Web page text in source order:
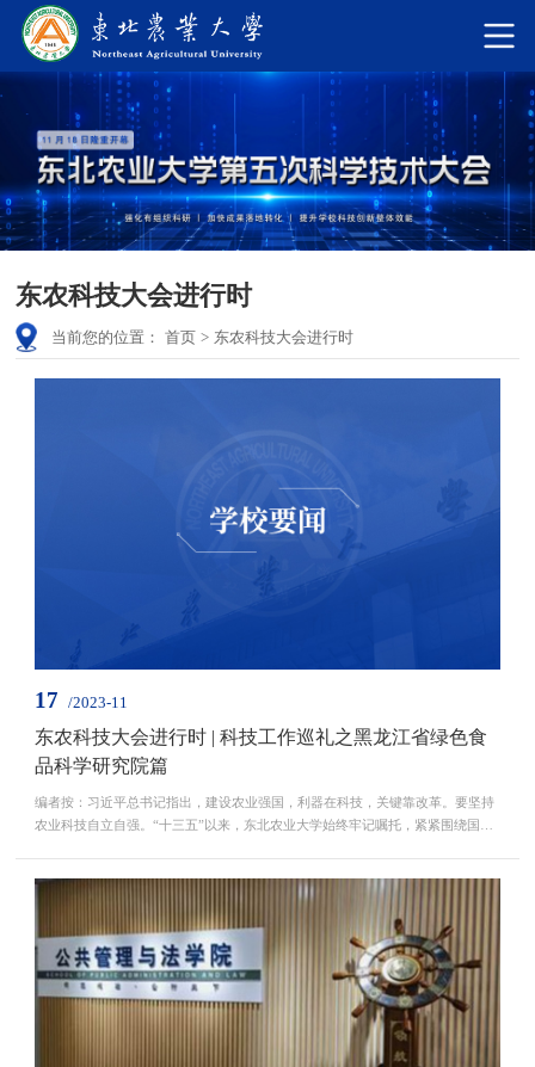
东农科技大会进行时
当前您的位置： 首页 > 东农科技大会进行时
17 /2023-11
东农科技大会进行时 | 科技工作巡礼之黑龙江省绿色食
品科学研究院篇
编者按：习近平总书记指出，建设农业强国，利器在科技，关键靠改革。要坚持
农业科技自立自强。“十三五”以来，东北农业大学始终牢记嘱托，紧紧围绕国家
重大科研任务能力显著提升，科技创新领军人才队伍更加壮大，科研创新平台建
设成效显著，科技管理机制更加健全、创新环境更...